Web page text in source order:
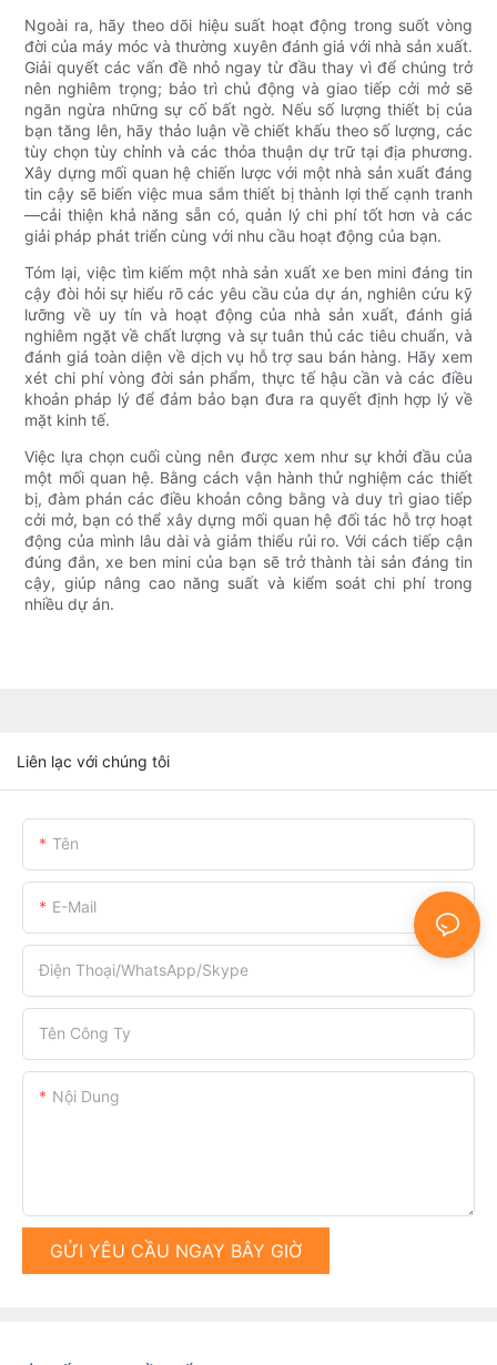
Ngoài ra, hãy theo dõi hiệu suất hoạt động trong suốt vòng
đời của máy móc và thường xuyên đánh giá với nhà sản xuất.
Giải quyết các vấn đề nhỏ ngay từ đầu thay vì để chúng trở
nên nghiêm trọng; bảo trì chủ động và giao tiếp cởi mở sẽ
ngăn ngừa những sự cố bất ngờ. Nếu số lượng thiết bị của
bạn tăng lên, hãy thảo luận về chiết khấu theo số lượng, các
tùy chọn tùy chỉnh và các thỏa thuận dự trữ tại địa phương.
Xây dựng mối quan hệ chiến lược với một nhà sản xuất đáng
tin cậy sẽ biến việc mua sắm thiết bị thành lợi thế cạnh tranh
—cải thiện khả năng sẵn có, quản lý chi phí tốt hơn và các
giải pháp phát triển cùng với nhu cầu hoạt động của bạn.
Tóm lại, việc tìm kiếm một nhà sản xuất xe ben mini đáng tin
cậy đòi hỏi sự hiểu rõ các yêu cầu của dự án, nghiên cứu kỹ
lưỡng về uy tín và hoạt động của nhà sản xuất, đánh giá
nghiêm ngặt về chất lượng và sự tuân thủ các tiêu chuẩn, và
đánh giá toàn diện về dịch vụ hỗ trợ sau bán hàng. Hãy xem
xét chi phí vòng đời sản phẩm, thực tế hậu cần và các điều
khoản pháp lý để đảm bảo bạn đưa ra quyết định hợp lý về
mặt kinh tế.
Việc lựa chọn cuối cùng nên được xem như sự khởi đầu của
một mối quan hệ. Bằng cách vận hành thử nghiệm các thiết
bị, đàm phán các điều khoản công bằng và duy trì giao tiếp
cởi mở, bạn có thể xây dựng mối quan hệ đối tác hỗ trợ hoạt
động của mình lâu dài và giảm thiểu rủi ro. Với cách tiếp cận
đúng đắn, xe ben mini của bạn sẽ trở thành tài sản đáng tin
cậy, giúp nâng cao năng suất và kiểm soát chi phí trong
nhiều dự án.
Liên lạc với chúng tôi
Tên
E-Mail
Điện Thoại/WhatsApp/Skype
Tên Công Ty
Nội Dung
GỬI YÊU CẦU NGAY BÂY GIỜ